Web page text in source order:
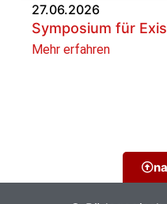
27.06.2026
Symposium für
Mehr erfahren